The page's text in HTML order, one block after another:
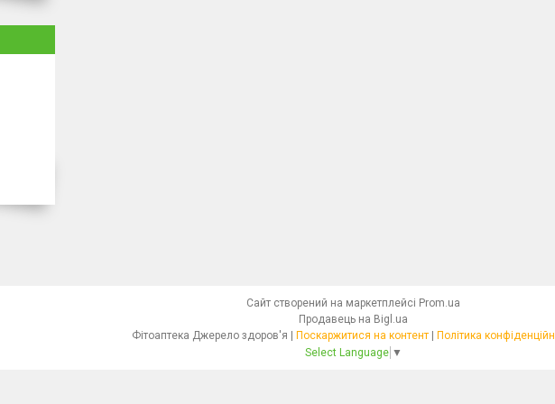
Сайт створений на маркетплейсі Prom.ua
Продавець на Bigl.ua
Поскаржитися на контент
Політика
Select Language ▼